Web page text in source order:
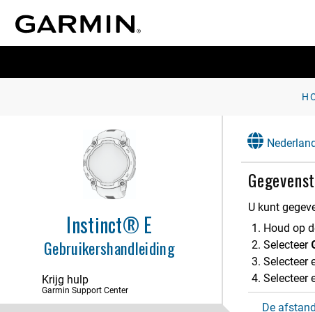
Instinct® E
Gebruikershandleiding
Krijg hulp
Garmin Support Center
Inleiding
Activiteiten en apps
Klokken
Geschiedenis
U kunt
Houd op
Selecteer
Selecteer
Selecteer
De